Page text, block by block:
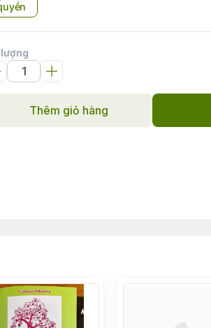
Thêm giỏ hàng